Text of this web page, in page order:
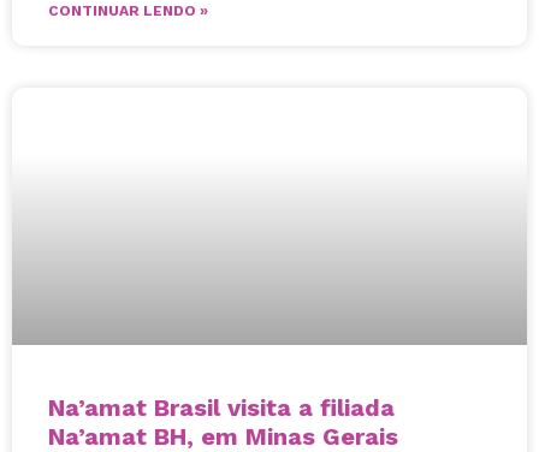
CONTINUAR LENDO »
Na’amat Brasil visita a filiada
Na’amat BH, em Minas Gerais